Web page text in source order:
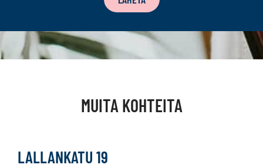
MUITA KOHTEITA
LALLANKATU 19